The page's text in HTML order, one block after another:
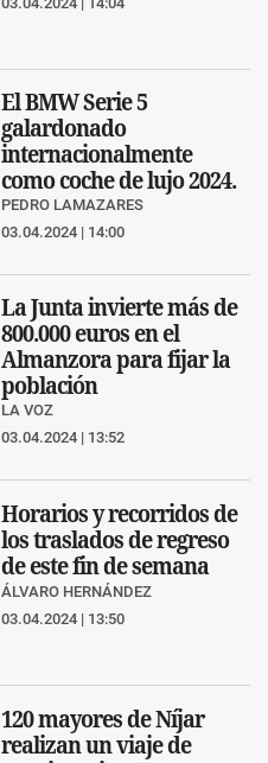
El BMW Serie 5
galardonado
internacionalmente
como coche de lujo 2024.
PEDRO LAMAZARES
03.04.2024 | 14:00
La Junta invierte más de
800.000 euros en el
Almanzora para fijar la
población
LA VOZ
03.04.2024 | 13:52
Horarios y recorridos de
los traslados de regreso
de este fin de semana
ÁLVARO HERNÁNDEZ
03.04.2024 | 13:50
120 mayores de Níjar
realizan un viaje de